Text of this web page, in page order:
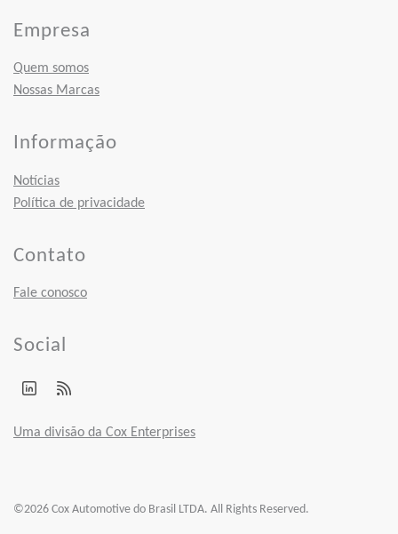
Empresa
Quem somos
Nossas Marcas
Informação
Notícias
Política de privacidade
Contato
Fale conosco
Social
Uma divisão da Cox Enterprises
©2026 Cox Automotive do Brasil LTDA. All Rights Reserved.